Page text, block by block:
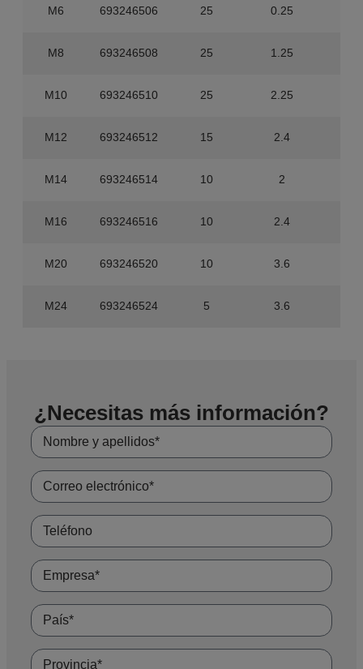
M6 693246506 25 0.25
M8 693246508 25 1.25
M10 693246510 25 2.25
M12 693246512 15 2.4
M14 693246514 10 2
M16 693246516 10 2.4
M20 693246520 10 3.6
M24 693246524 5 3.6
¿Necesitas más información?